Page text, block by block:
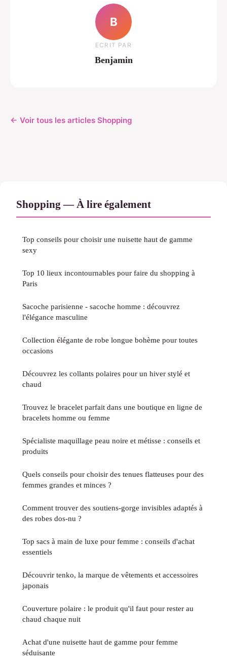
B
ECRIT PAR
Benjamin
← Voir tous les articles Shopping
Shopping — À lire également
Top conseils pour choisir une nuisette haut de gamme
sexy
Top 10 lieux incontournables pour faire du shopping à
Paris
Sacoche parisienne - sacoche homme : découvrez
l'élégance masculine
Collection élégante de robe longue bohème pour toutes
occasions
Découvrez les collants polaires pour un hiver stylé et
chaud
Trouvez le bracelet parfait dans une boutique en ligne de
bracelets homme ou femme
Spécialiste maquillage peau noire et métisse : conseils et
produits
Quels conseils pour choisir des tenues flatteuses pour des
femmes grandes et minces ?
Comment trouver des soutiens-gorge invisibles adaptés à
des robes dos-nu ?
Top sacs à main de luxe pour femme : conseils d'achat
essentiels
Découvrir tenko, la marque de vêtements et accessoires
japonais
Couverture polaire : le produit qu'il faut pour rester au
chaud chaque nuit
Achat d'une nuisette haut de gamme pour femme
séduisante